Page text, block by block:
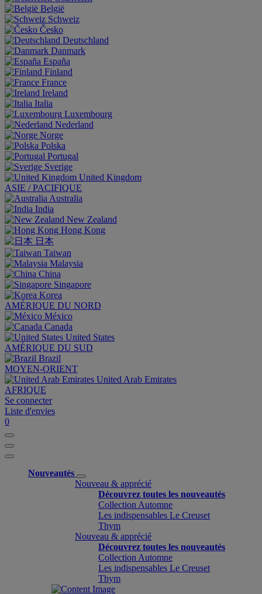
België
Schweiz
Česko
Deutschland
Danmark
España
Finland
France
Ireland
Italia
Luxembourg
Nederland
Norge
Polska
Portugal
Sverige
United Kingdom
ASIE / PACIFIQUE
Australia
India
New Zealand
Hong Kong
日本
Taiwan
Malaysia
China
Singapore
Korea
AMÉRIQUE DU NORD
México
Canada
United States
AMÉRIQUE DU SUD
Brazil
MOYEN-ORIENT
United Arab Emirates
AFRIQUE
Se connecter
Liste d'envies
0
Nouveautés
Nouveau & apprécié
Découvrez toutes les nouveautés
Collection Automne
Les indispensables Le Creuset
Thym
Nouveau & apprécié
Découvrez toutes les nouveautés
Collection Automne
Les indispensables Le Creuset
Thym